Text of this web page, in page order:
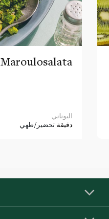
Maroulosalata
اليوناني
دقيقة تحضير/طهي